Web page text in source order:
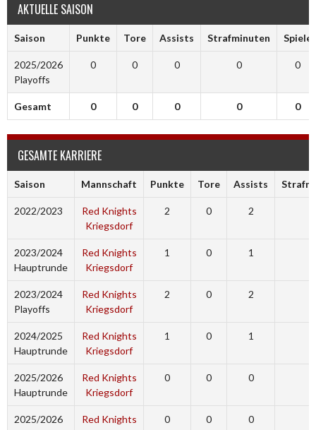
AKTUELLE SAISON
Saison Punkte Tore Assists Strafminuten Spiele
2025/2026
Playoffs
0 0 0 0 0
Gesamt 0 0 0 0 0
GESAMTE KARRIERE
Saison Mannschaft Punkte Tore Assists
2022/2023
Red Knights
Kriegsdorf
2 0 2
2023/2024
Hauptrunde
Red Knights
Kriegsdorf
1 0 1
2023/2024
Playoffs
Red Knights
Kriegsdorf
2 0 2
2024/2025
Hauptrunde
Red Knights
Kriegsdorf
1 0 1
2025/2026
Hauptrunde
Red Knights
Kriegsdorf
0 0 0
2025/2026
Red Knights
0 0 0